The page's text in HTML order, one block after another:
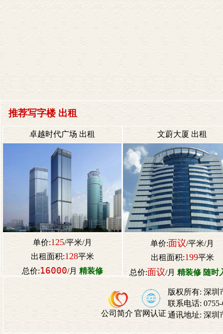
推荐写字楼 出租
卓越时代广场 出租
单价:125/平米/月
出租面积:128平米
总价:16000/月 精装修
文蔚大厦 出租
单价:面议/平米/月
出租面积:199平米
总价:面议/月 精装修 随时
公司简介官网认证
版权所有: 深圳
联系电话:
通讯地址: 深圳